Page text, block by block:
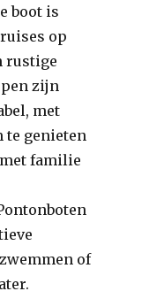
boot is
op
rustige
zijn
met
te genieten
familie
of